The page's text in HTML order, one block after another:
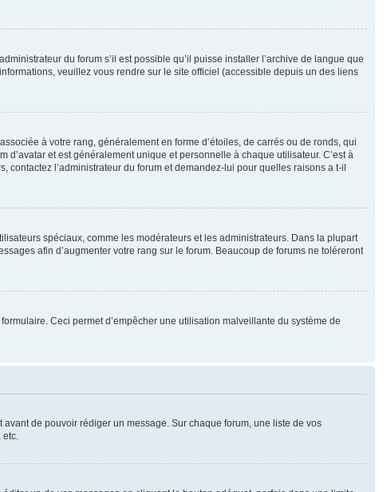
du forum s’il est possible qu’il puisse installer l’archive de langue que
veuillez vous rendre sur le site officiel (accessible depuis un des liens
à votre rang, généralement en forme d’étoiles, de carrés ou de ronds, qui
et est généralement unique et personnelle à chaque utilisateur. C’est à
contactez l’administrateur du forum et demandez-lui pour quelles raisons a t-il
spéciaux, comme les modérateurs et les administrateurs. Dans la plupart
afin d’augmenter votre rang sur le forum. Beaucoup de forums ne toléreront
Ceci permet d’empêcher une utilisation malveillante du système de
de pouvoir rédiger un message. Sur chaque forum, une liste de vos